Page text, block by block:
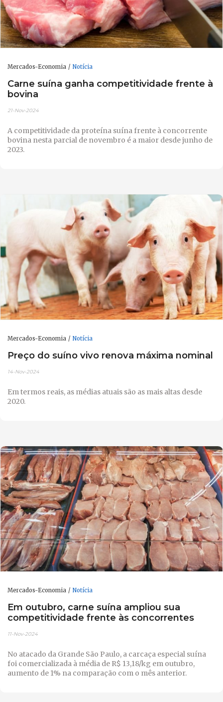
Mercados-Economia Notícia
Carne suína ganha competitividade frente à
bovina
21-Nov-2024
A competitividade da proteína suína frente à concorrente
bovina nesta parcial de novembro é a maior desde junho de
2023.
Mercados-Economia Notícia
Preço do suíno vivo renova máxima nominal
14-Nov-2024
Em termos reais, as médias atuais são as mais altas desde
2020.
Mercados-Economia Notícia
Em outubro, carne suína ampliou sua
competitividade frente às concorrentes
11-Nov-2024
No atacado da Grande São Paulo, a carcaça especial suína
foi comercializada à média de R$ 13,18/kg em outubro,
aumento de 1% na comparação com o mês anterior.